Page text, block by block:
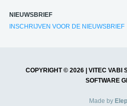
NIEUWSBRIEF
INSCHRIJVEN VOOR DE NIEUWSBRIEF
COPYRIGHT © 2026 | VITEC VABI
SOFTWARE
Made by